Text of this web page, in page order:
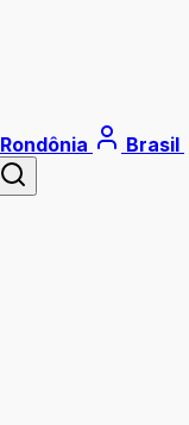
Rondônia Brasil